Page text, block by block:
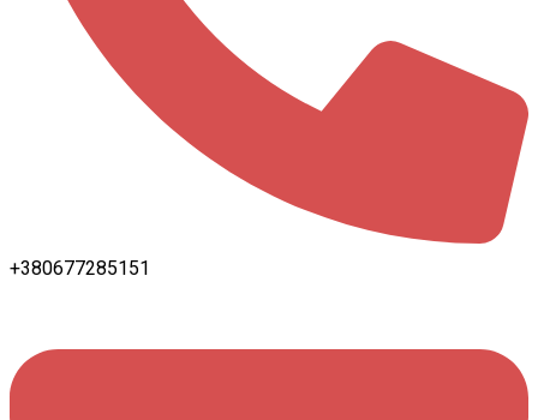
+380677285151